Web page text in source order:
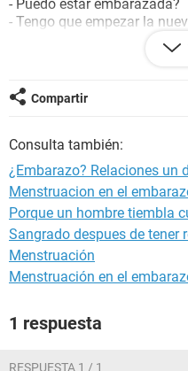
- Puedo estar embarazada?
- Tengo que empezar la
aunque no me haya venido?
- O tengo que esperar a
Muchísimas gracias!
Compartir
Consulta también:
¿Embarazo? Relaciones un
Menstruacion en el
Porque un hombre tiembla
Sangrado despues de tener
Menstruación
Menstruación en el
1 respuesta
RESPUESTA 1 / 1